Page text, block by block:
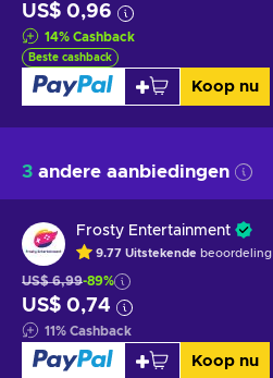
US$ 0,96
14% Cashback
Beste cashback
Koop nu
3 andere aanbiedingen
Frosty Entertainment
9.77 Uitstekende beoordeling
US$ 6,99-89%
US$ 0,74
11% Cashback
Koop nu